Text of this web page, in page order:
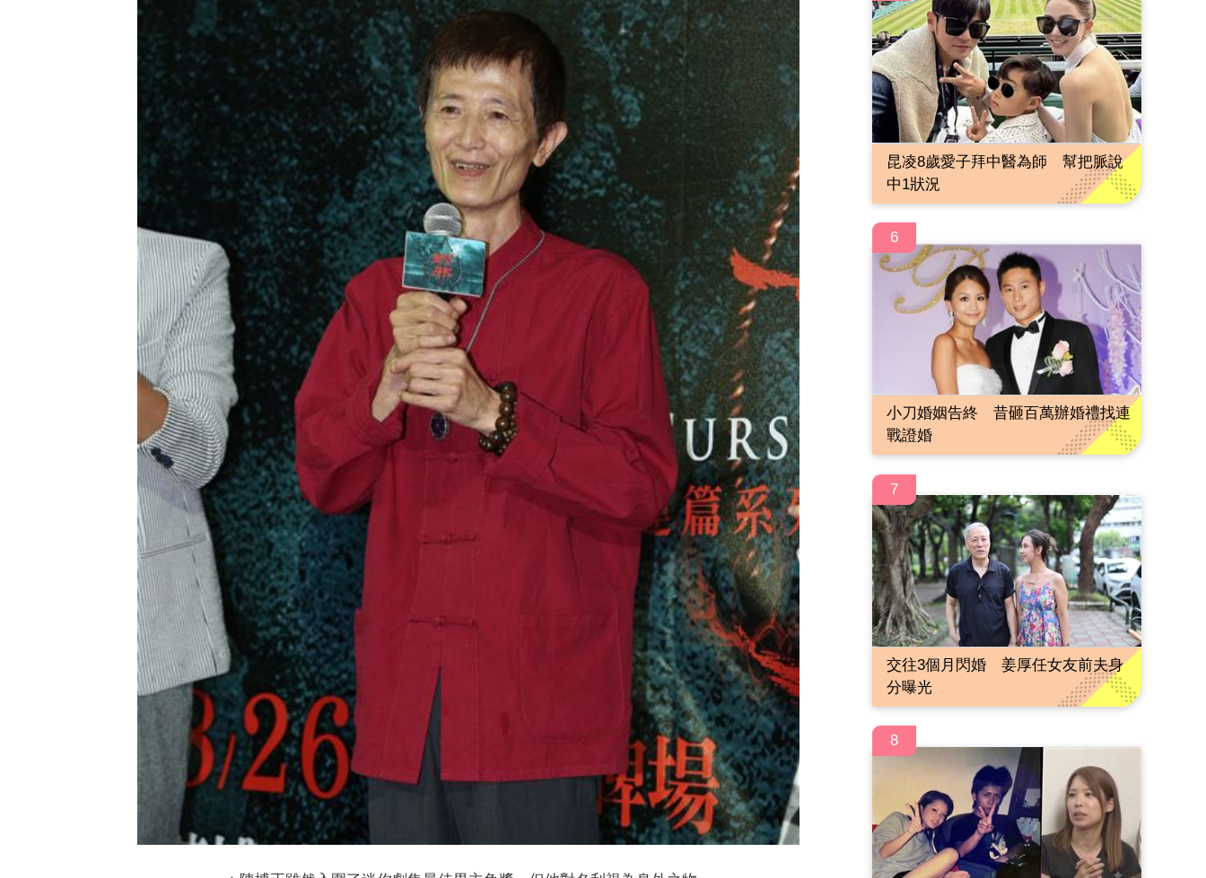
昆凌8歲愛子拜中醫為師 幫把脈說
中1狀況
6
小刀婚姻告終 昔砸百萬辦婚禮找連
戰證婚
7
交往3個月閃婚 姜厚任女友前夫身
分曝光
8